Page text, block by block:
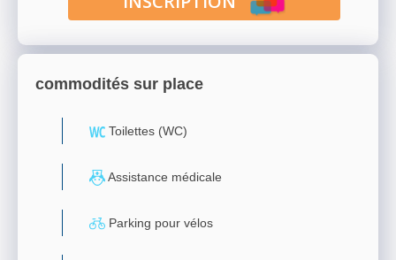
commodités sur place
Toilettes (WC)
Assistance médicale
Parking pour vélos